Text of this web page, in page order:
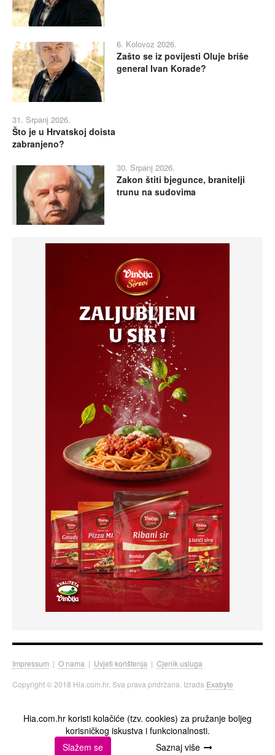
6. Kolovoz 2026.
Zašto se iz povijesti Oluje briše
general Ivan Korade?
31. Srpanj 2026.
Što je u Hrvatskoj doista
zabranjeno?
30. Srpanj 2026.
Zakon štiti bjegunce, branitelji
trunu na sudovima
Impressum | O nama | Uvjeti korištenja | Cjenik usluga
Copyright © 2018 Hia.com.hr. Sva prava pridržana. Izrada Exabyte
Hia.com.hr koristi kolačiće (tzv. cookies) za pružanje boljeg
korisničkog iskustva i funkcionalnosti.
Slažem se
Saznaj više